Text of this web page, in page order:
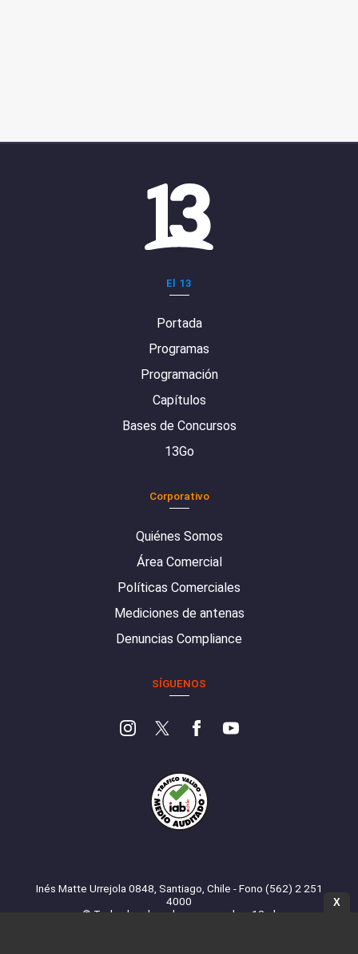
El 13
Portada
Programas
Programación
Capítulos
Bases de Concursos
13Go
Corporativo
Quiénes Somos
Área Comercial
Políticas Comerciales
Mediciones de antenas
Denuncias Compliance
SÍGUENOS
Inés Matte Urrejola 0848, Santiago, Chile - Fono (562) 2 251
4000
© Todos los derechos reservados. 13.cl
X